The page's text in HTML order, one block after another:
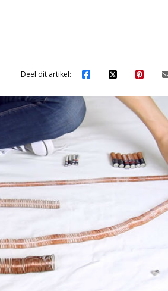
Deel dit artikel: